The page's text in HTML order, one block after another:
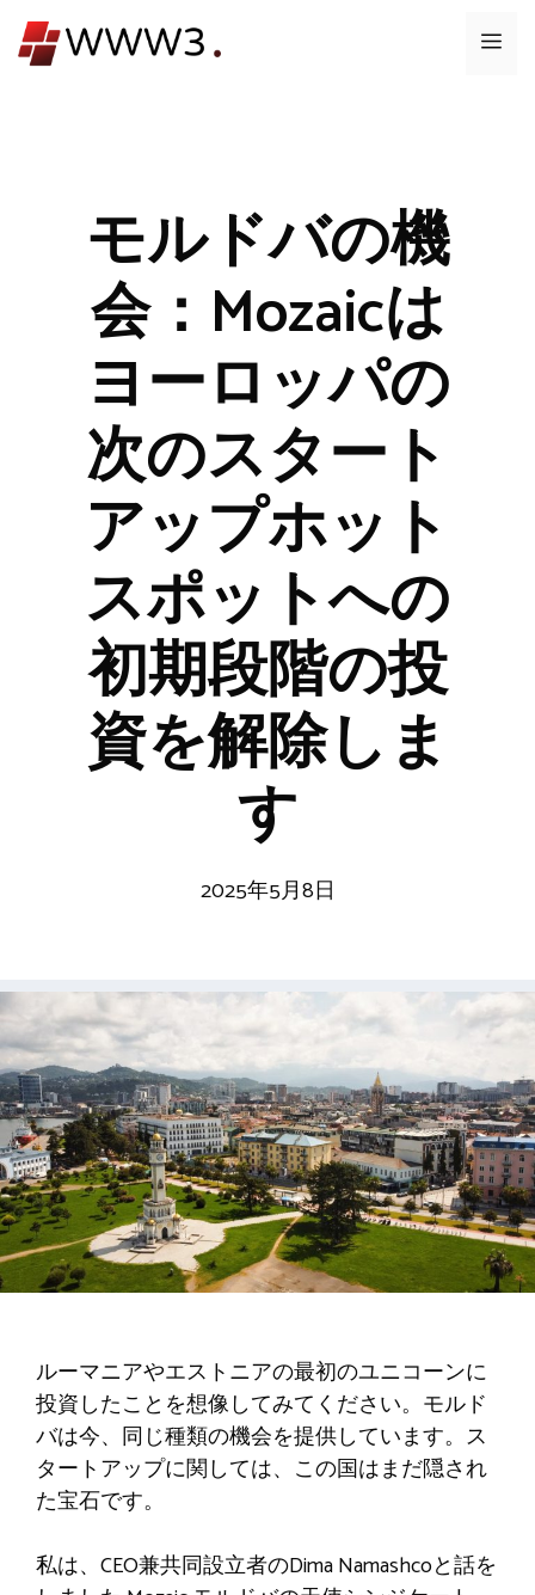
ン
メ
モルドバの機
会：Mozaicは
ヨーロッパの
次のスタート
アップホット
スポットへの
初期段階の投
資を解除しま
す
2025年5月8日
ルーマニアやエストニアの最初のユニコーンに
投資したことを想像してみてください。モルド
バは今、同じ種類の機会を提供しています。ス
タートアップに関しては、この国はまだ隠され
た宝石です。
私は、CEO兼共同設立者のDima Namashcoと話を